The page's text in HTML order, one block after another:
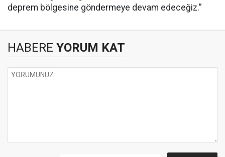
deprem bölgesine göndermeye devam edeceğiz.”
HABERE YORUM KAT